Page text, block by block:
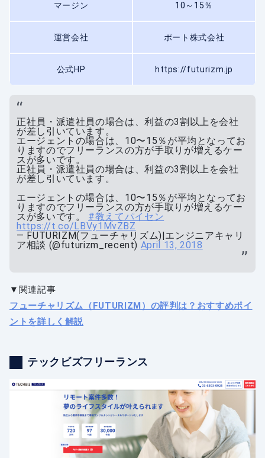
マージン 10～15％
運営会社 ポート株式会社
公式HP https://futurizm.jp
正社員・派遣社員の場合は、利益の3割以上を会社
が差し引いています。
エージェントの場合は、10〜15％が平均となってお
りますのでフリーランスの方が手取りが増えるケー
スが多いです。
正社員・派遣社員の場合は、利益の3割以上を会社
が差し引いています。
エージェントの場合は、10〜15％が平均となってお
りますのでフリーランスの方が手取りが増えるケー
スが多いです。 #教えてパイセン
https://t.co/LBVy1MvZBZ
— FUTURIZM(フューチャリズム)|エンジニアキャリ
ア相談 (@futurizm_recent) April 13, 2018
▼関連記事
フューチャリズム（FUTURIZM）の評判は？おすすめポイ
ントを詳しく解説
テックビズフリーランス